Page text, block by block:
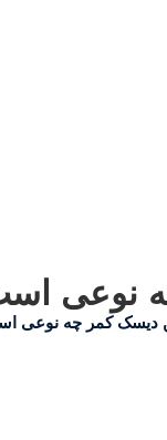
نوعی
دیسک کمر چه نوعی